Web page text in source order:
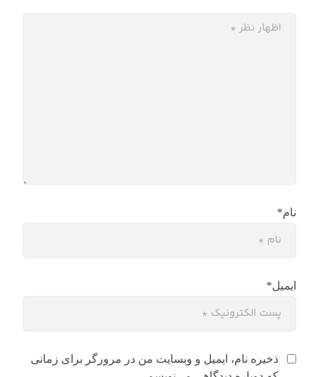
نام*
ایمیل*
ذخیره نام، ایمیل و وبسایت من در مرورگر برای زمانی